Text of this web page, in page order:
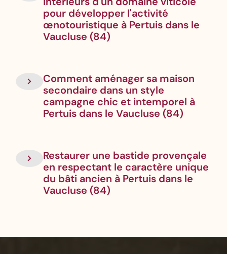
pour développer l'activité
œnotouristique à Pertuis dans le
Vaucluse (84)
Comment aménager sa maison
secondaire dans un style
campagne chic et intemporel à
Pertuis dans le Vaucluse (84)
Restaurer une bastide provençale
en respectant le caractère unique
du bâti ancien à Pertuis dans le
Vaucluse (84)